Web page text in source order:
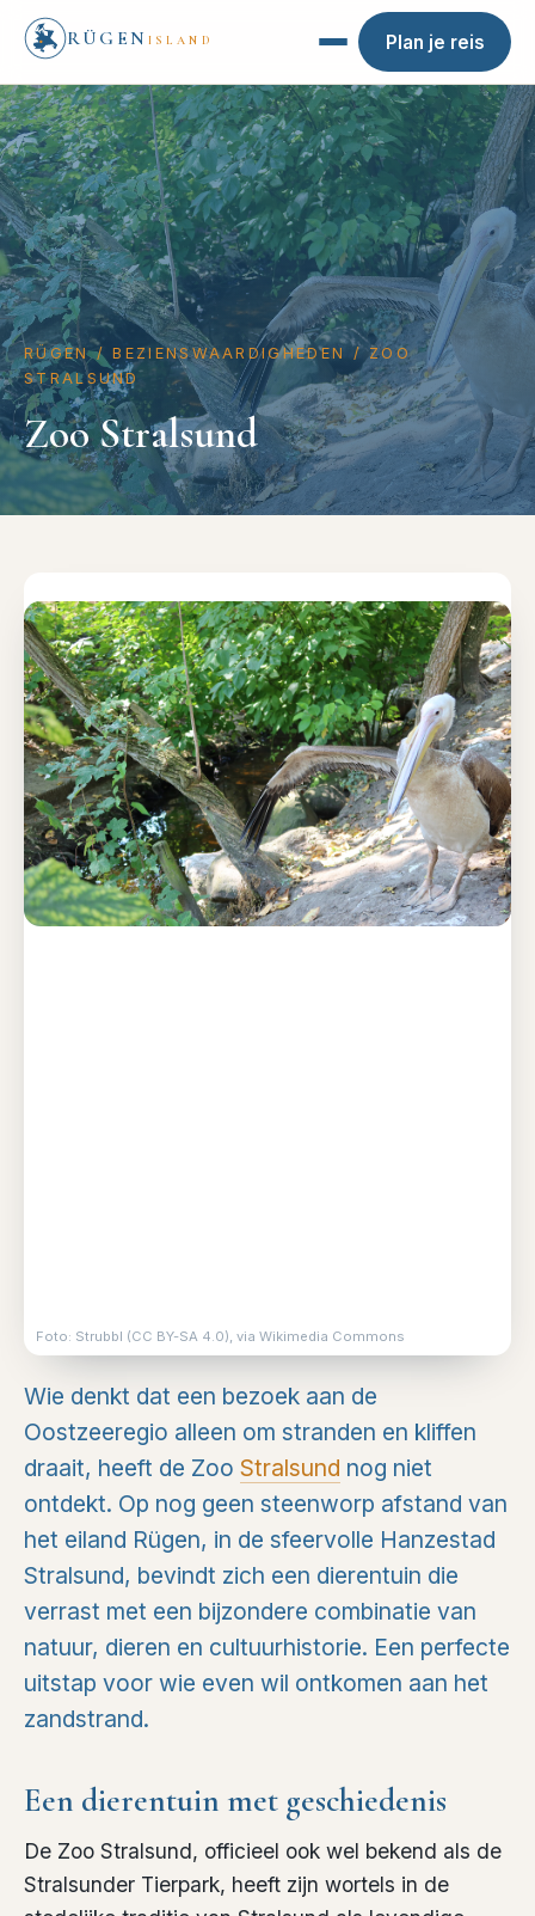
RÜGEN ISLAND Plan je reis
RÜGEN/ BEZIENSWAARDIGHEDEN /ZOO
STRALSUND
Zoo Stralsund
Foto: Strubbl (CC BY-SA 4.0), via Wikimedia Commons
Wie denkt dat een bezoek aan de
Oostzeeregio alleen om stranden en kliffen
draait, heeft de Zoo Stralsund nog niet
ontdekt. Op nog geen steenworp afstand van
het eiland Rügen, in de sfeervolle Hanzestad
Stralsund, bevindt zich een dierentuin die
verrast met een bijzondere combinatie van
natuur, dieren en cultuurhistorie. Een perfecte
uitstap voor wie even wil ontkomen aan het
zandstrand.
Een dierentuin met geschiedenis
De Zoo Stralsund, officieel ook wel bekend als de
Stralsunder Tierpark, heeft zijn wortels in de